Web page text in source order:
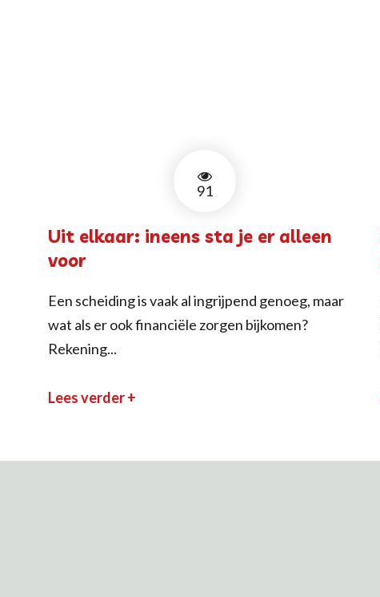
91
Uit elkaar: ineens sta je er alleen
voor
Een scheiding is vaak al ingrijpend genoeg, maar
wat als er ook financiële zorgen bijkomen?
Rekening...
Lees verder +